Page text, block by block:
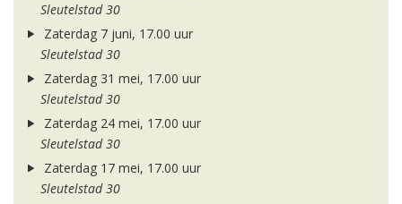
Sleutelstad 30
Zaterdag 7 juni, 17.00 uur
Sleutelstad 30
Zaterdag 31 mei, 17.00 uur
Sleutelstad 30
Zaterdag 24 mei, 17.00 uur
Sleutelstad 30
Zaterdag 17 mei, 17.00 uur
Sleutelstad 30